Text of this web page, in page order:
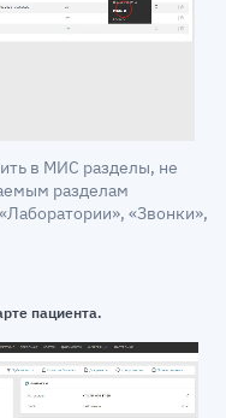
в МИС разделы, не
разделам
«Звонки»,
пациента.